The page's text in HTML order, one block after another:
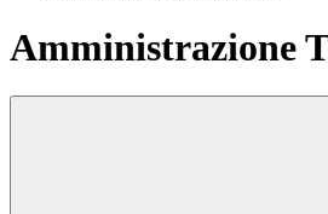
Amministrazione